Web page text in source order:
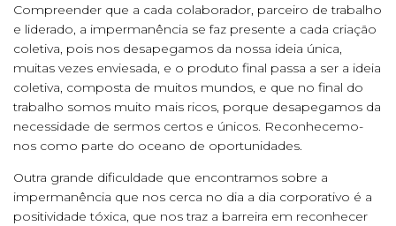
Compreender que a cada colaborador, parceiro de trabalho
e liderado, a impermanência se faz presente a cada criação
coletiva, pois nos desapegamos da nossa ideia única,
muitas vezes enviesada, e o produto final passa a ser a ideia
coletiva, composta de muitos mundos, e que no final do
trabalho somos muito mais ricos, porque desapegamos da
necessidade de sermos certos e únicos. Reconhecemo-
nos como parte do oceano de oportunidades.
Outra grande dificuldade que encontramos sobre a
impermanência que nos cerca no dia a dia corporativo é a
positividade tóxica, que nos traz a barreira em reconhecer